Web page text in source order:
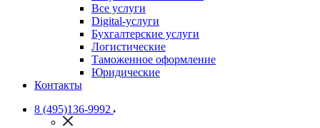
Все услуги
Digital-услуги
Бухгалтерские услуги
Логистические
Таможенное оформление
Юридические
Контакты
8 (495)136-9992